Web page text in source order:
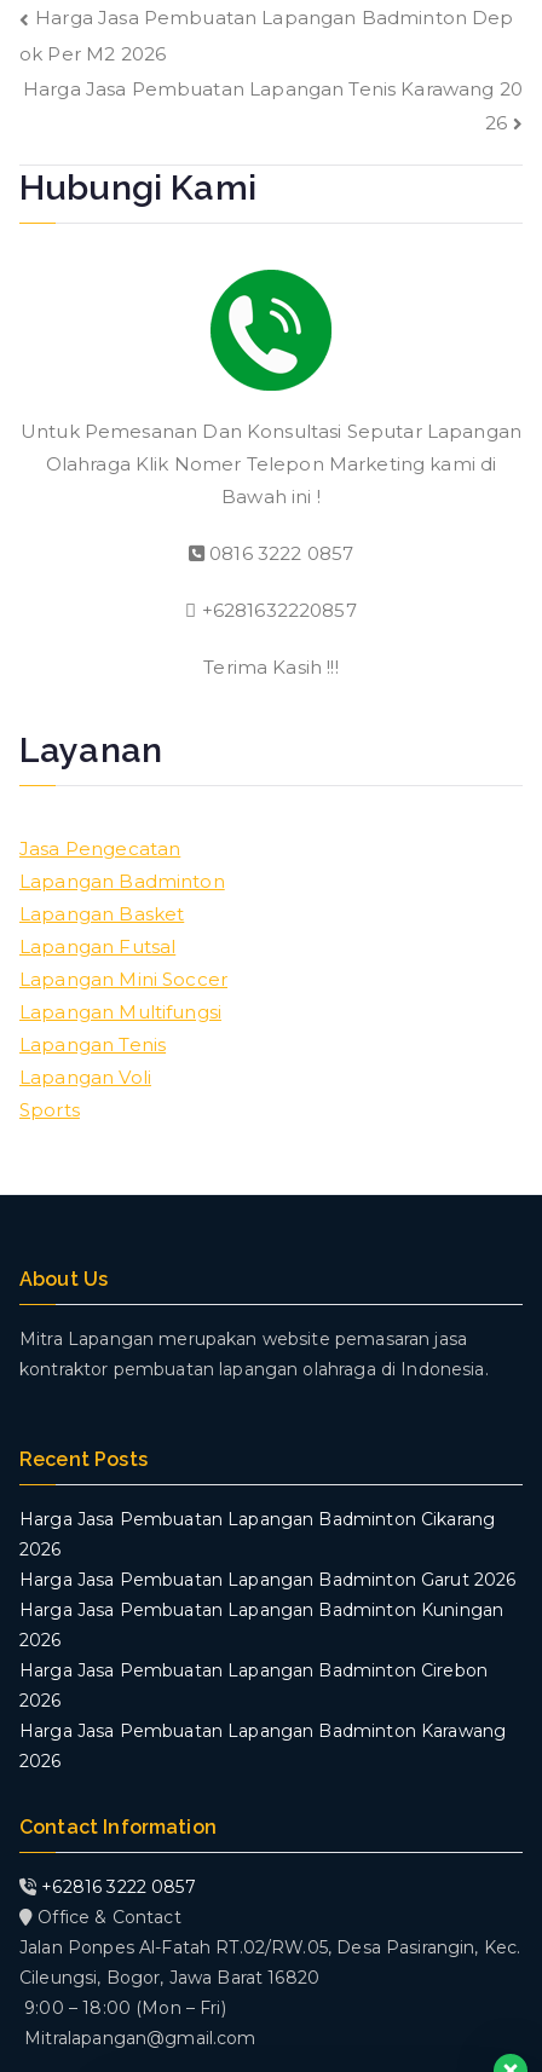
Navigasi
pos
Harga Jasa Pembuatan Lapangan Badminton Dep
ok Per M2 2026
Harga Jasa Pembuatan Lapangan Tenis Karawang 20
26
Hubungi Kami
Untuk Pemesanan Dan Konsultasi Seputar Lapangan
Olahraga Klik Nomer Telepon Marketing kami di
Bawah ini !
0816 3222 0857
+6281632220857
Terima Kasih !!!
Layanan
Jasa Pengecatan
Lapangan Badminton
Lapangan Basket
Lapangan Futsal
Lapangan Mini Soccer
Lapangan Multifungsi
Lapangan Tenis
Lapangan Voli
Sports
About Us
Mitra Lapangan merupakan website pemasaran jasa
kontraktor pembuatan lapangan olahraga di Indonesia.
Recent Posts
Harga Jasa Pembuatan Lapangan Badminton Cikarang
2026
Harga Jasa Pembuatan Lapangan Badminton Garut 2026
Harga Jasa Pembuatan Lapangan Badminton Kuningan
2026
Harga Jasa Pembuatan Lapangan Badminton Cirebon
2026
Harga Jasa Pembuatan Lapangan Badminton Karawang
2026
Contact Information
+62816 3222 0857
Office & Contact
Jalan Ponpes Al-Fatah RT.02/RW.05, Desa Pasirangin, Kec.
Cileungsi, Bogor, Jawa Barat 16820
9:00 – 18:00 (Mon – Fri)
Mitralapangan@gmail.com